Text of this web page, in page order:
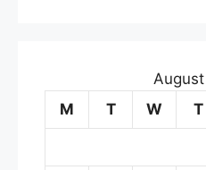
M
T W T